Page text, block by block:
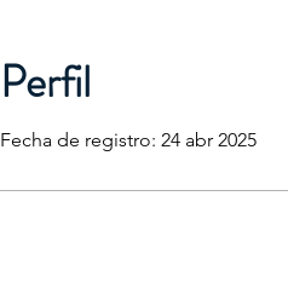
Perfil
Fecha de registro: 24 abr 2025